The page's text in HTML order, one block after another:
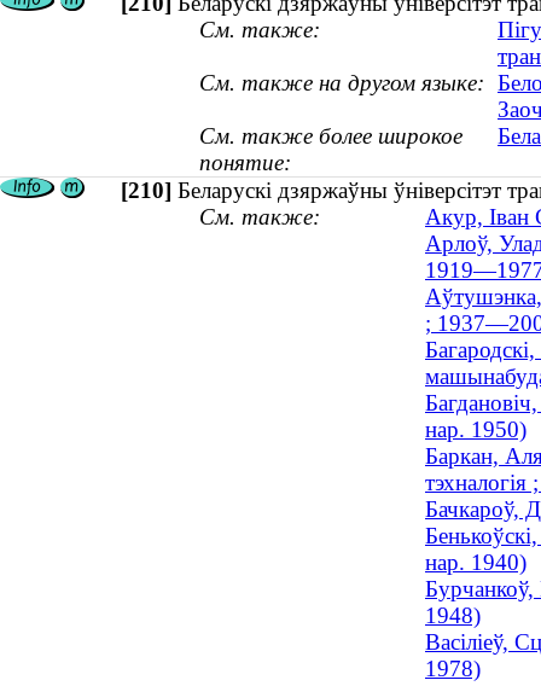
См. также:
См. также на другом языке:
См. также более широкое
понятие:
[210] Беларускі дзяржаўны ўніверсітэт
См. также:
Акур, Іван
Арлоў,
Аўтушэнка,
;
нар. 1950)
Баркан,
Бачкароў,
нар. 1940)
Бурчанкоў,
1948)
Васіліеў,
1978)